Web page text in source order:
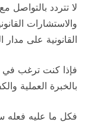
لا تتردد
والاستشارات
القانونية على مدار
فإذا كنت ترغب في
بالخبرة العملية
فكل ما عليه فعله